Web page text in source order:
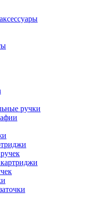
ручки